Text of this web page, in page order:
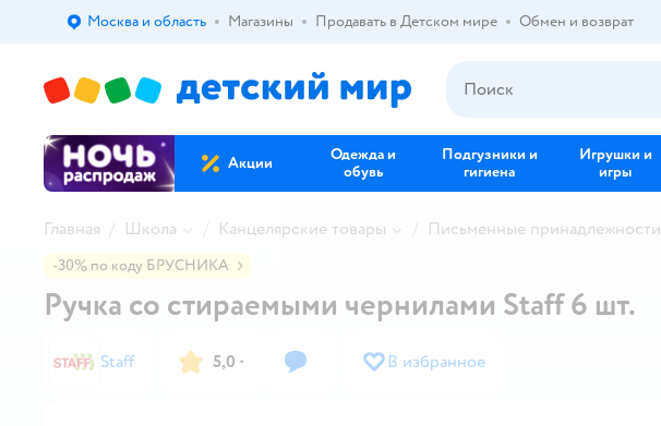
Выбор адреса доставки.
Москва и область Магазины Продавать в Детском мире Обмен и возврат
Акции
Одежда и
обувь
Подгузники и
гигиена
Игрушки и
игры
Главная Школа Канцелярские товары Письменные принадлежности
-30% по коду БРУСНИКА
Ручка со стираемыми чернилами Staff 6 шт.
Staff 5,0 · В избранное